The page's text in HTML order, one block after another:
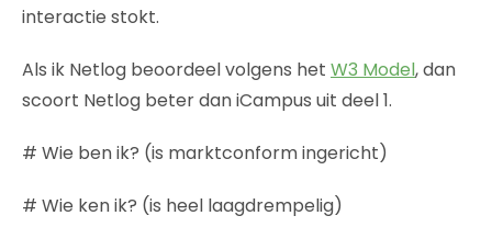
interactie stokt.
Als ik Netlog beoordeel volgens het W3 Model, dan
scoort Netlog beter dan iCampus uit deel 1.
# Wie ben ik? (is marktconform ingericht)
# Wie ken ik? (is heel laagdrempelig)